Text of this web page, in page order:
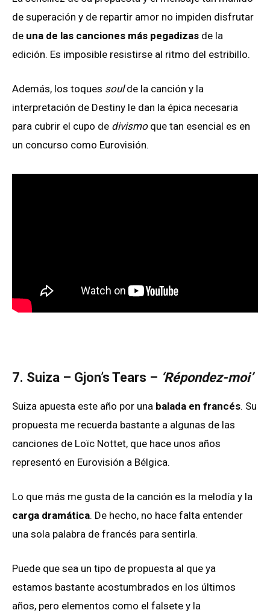
de superación y de repartir amor no impiden disfrutar
de una de las canciones más pegadizas de la
edición. Es imposible resistirse al ritmo del estribillo.
Además, los toques soulde la canción y la
interpretación de Destiny le dan la épica necesaria
para cubrir el cupo de divismoque tan esencial es en
un concurso como Eurovisión.
7. Suiza – Gjon’s Tears – ‘Répondez-moi’
Suiza apuesta este año por una balada en francés. Su
propuesta me recuerda bastante a algunas de las
canciones de Loïc Nottet, que hace unos años
representó en Eurovisión a Bélgica.
Lo que más me gusta de la canción es la melodía y la
carga dramática. De hecho, no hace falta entender
una sola palabra de francés para sentirla.
Puede que sea un tipo de propuesta al que ya
estamos bastante acostumbrados en los últimos
años, pero elementos como el falsete y la